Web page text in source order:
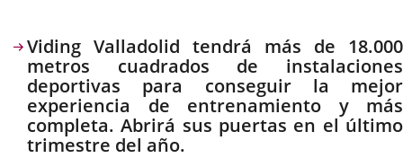
Descripción
Viding Valladolid tendrá más de 18.000
metros cuadrados de instalaciones
deportivas para conseguir la mejor
experiencia de entrenamiento y más
completa. Abrirá sus puertas en el último
trimestre del año.